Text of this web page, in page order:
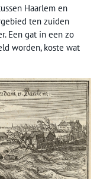
Haarlem en
ten zuiden
Een gat in een zo
worden, koste wat